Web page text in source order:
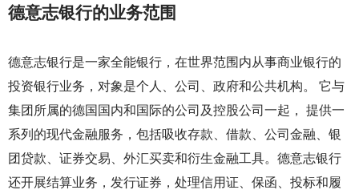
德意志银行的业务范围
德意志银行是一家全能银行，在世界范围内从事商业银行的
投资银行业务，对象是个人、公司、政府和公共机构。 它与
集团所属的德国国内和国际的公司及控股公司一起， 提供一
系列的现代金融服务，包括吸收存款、借款、公司金融、银
团贷款、证券交易、外汇买卖和衍生金融工具。德意志银行
还开展结算业务，发行证券，处理信用证、保函、投标和履